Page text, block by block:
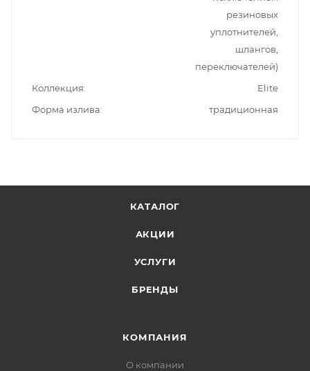
резиновых
уплотнителей,
шлангов,
переключателей)
Коллекция
Elite
Форма излива
традиционная
КАТАЛОГ
АКЦИИ
УСЛУГИ
БРЕНДЫ
КОМПАНИЯ
О компании